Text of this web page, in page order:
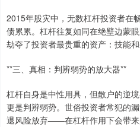
2015年股灾中，无数杠杆投资者在
债累累。杠杆往复如同在绝壁边蒙
劫夺了投资者最贵重的资产：技能和
**三、真相：判辨弱势的放大器**
杠杆自身是中性用具，但散户的逆
更是判辨弱势。世俗投资者常犯的
退风险放弃——在杠杆作用下会带来